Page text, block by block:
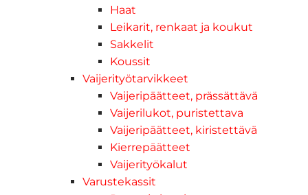
Haat
Leikarit, renkaat ja koukut
Sakkelit
Koussit
Vaijerityötarvikkeet
Vaijeripäätteet, prässättävä
Vaijerilukot, puristettava
Vaijeripäätteet, kiristettävä
Kierrepäätteet
Vaijerityökalut
Varustekassit